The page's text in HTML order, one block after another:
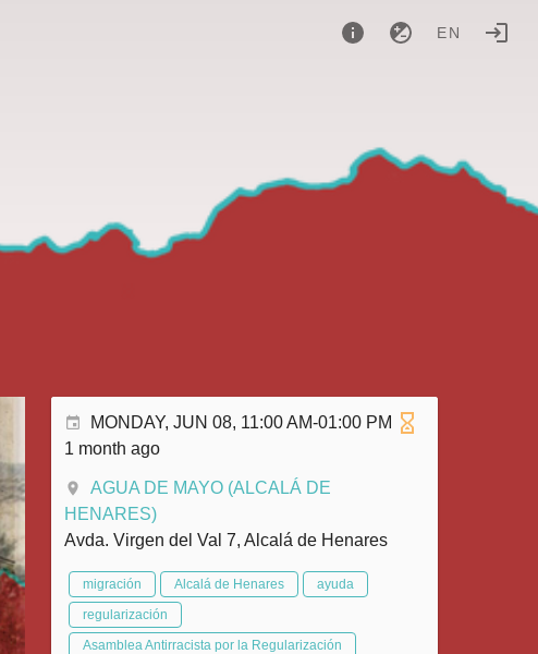
EN
MONDAY, JUN 08, 11:00 AM-01:00 PM
1 month ago
AGUA DE MAYO (ALCALÁ DE
HENARES)
Avda. Virgen del Val 7, Alcalá de Henares
migración Alcalá de Henares
ayuda
regularización
Asamblea Antirracista por la Regularización